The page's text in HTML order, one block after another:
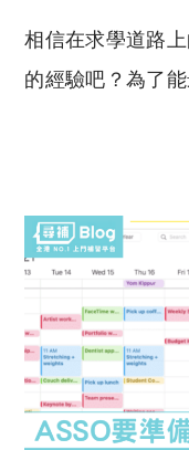
相信在求學道路
的經驗吧？為了